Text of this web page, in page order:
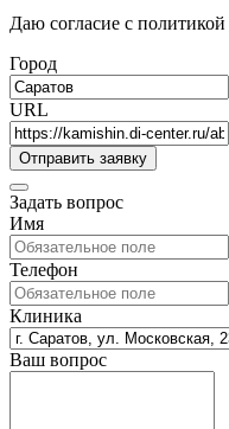
Даю согласие с политикой
Город
URL
Задать вопрос
Имя
Телефон
Клиника
Ваш вопрос